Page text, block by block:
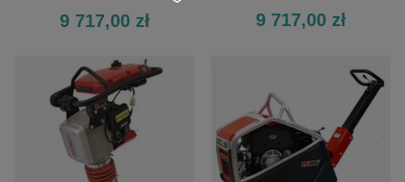
9 717,00 zł 9 717,00 zł